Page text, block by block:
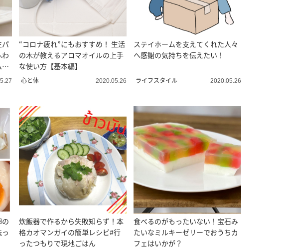
パ
“コロナ疲れ”にもおすすめ！ 生活
の木が教えるアロマオイルの上手
な使い方【基本編】
心と体 2020.05.26
ステイホームを支えてくれた人々
へ感謝の気持ちを伝えたい！
ライフスタイル 2020.05.26
炊飯器で作るから失敗知らず！本
格カオマンガイの簡単レシピ#行
ったつもりで現地ごはん
食べるのがもったいない！宝石み
たいなミルキーゼリーでおうちカ
フェはいかが？